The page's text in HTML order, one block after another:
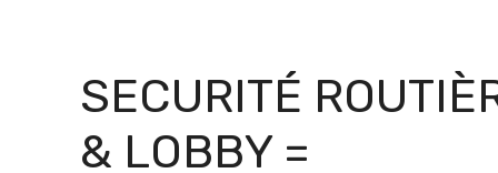
SECURITÉ
& LOBBY =